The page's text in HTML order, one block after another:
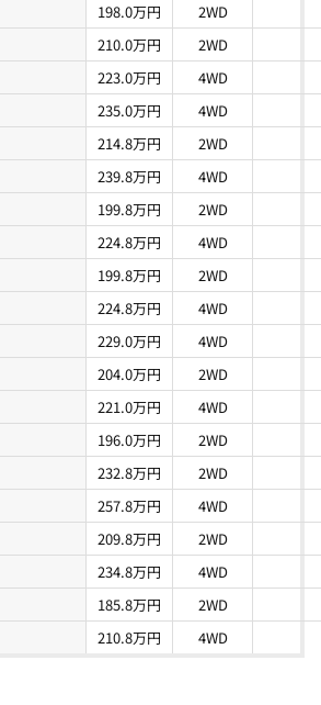
198.0万円
2WD
210.0万円
2WD
223.0万円
4WD
235.0万円
4WD
214.8万円
2WD
239.8万円
4WD
199.8万円
2WD
224.8万円
4WD
199.8万円
2WD
224.8万円
4WD
229.0万円
4WD
204.0万円
2WD
221.0万円
4WD
196.0万円
2WD
232.8万円
2WD
257.8万円
4WD
209.8万円
2WD
234.8万円
4WD
185.8万円
2WD
210.8万円 4WD